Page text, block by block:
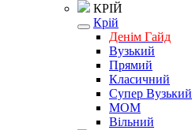
КРІЙ
Крій
Денім Гайд
Вузький
Прямий
Класичний
Супер Вузький
MOM
Вільний